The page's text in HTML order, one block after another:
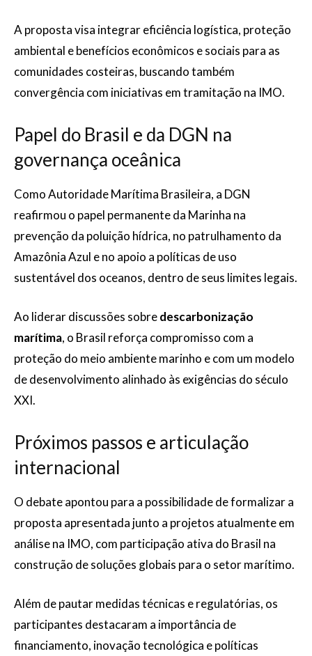
A proposta visa integrar eficiência logística, proteção
ambiental e benefícios econômicos e sociais para as
comunidades costeiras, buscando também
convergência com iniciativas em tramitação na IMO.
Papel do Brasil e da DGN na
governança oceânica
Como Autoridade Marítima Brasileira, a DGN
reafirmou o papel permanente da Marinha na
prevenção da poluição hídrica, no patrulhamento da
Amazônia Azul e no apoio a políticas de uso
sustentável dos oceanos, dentro de seus limites legais.
Ao liderar discussões sobredescarbonização
marítima, o Brasil reforça compromisso com a
proteção do meio ambiente marinho e com um modelo
de desenvolvimento alinhado às exigências do século
XXI.
Próximos passos e articulação
internacional
O debate apontou para a possibilidade de formalizar a
proposta apresentada junto a projetos atualmente em
análise na IMO, com participação ativa do Brasil na
construção de soluções globais para o setor marítimo.
Além de pautar medidas técnicas e regulatórias, os
participantes destacaram a importância de
financiamento, inovação tecnológica e políticas